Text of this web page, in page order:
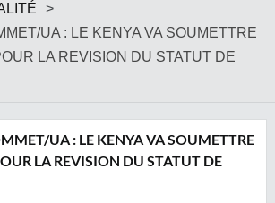
>
UA : LE KENYA VA SOUMETTRE
LA REVISION DU STATUT DE
UA : LE KENYA VA SOUMETTRE
LA REVISION DU STATUT DE